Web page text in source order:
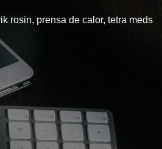
rosin, prensa de calor, tetra meds